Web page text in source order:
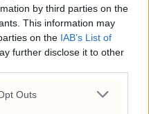
by third parties on the
This information may
on the IAB’s List of
further disclose it to other
Outs
opp 143
olje – derfor
feil tall